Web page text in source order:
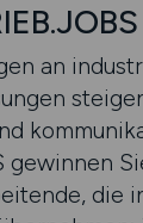
an
gewinnen
die